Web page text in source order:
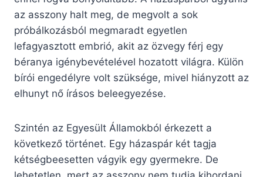
az asszony halt meg, de megvolt a sok
próbálkozásból megmaradt egyetlen
lefagyasztott embrió, akit az özvegy férj egy
béranya igénybevételével hozatott világra. Külön
bírói engedélyre volt szüksége, mivel hiányzott az
elhunyt nő írásos beleegyezése.
Szintén az Egyesült Államokból érkezett a
következő történet. Egy házaspár két tagja
kétségbeesetten vágyik egy gyermekre. De